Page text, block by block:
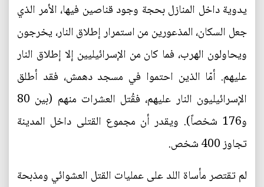
يدوية داخل المنازل بحجة وجود قناصين فيها، الأمر الذي
جعل السكان، المذعورين من استمرار إطلاق النار، يخرجون
ويحاولون الهرب، فما كان من الإسرائيليين إلا إطلاق النار
عليهم. أمّا الذين احتموا في مسجد دهمش، فقد أطلق
الإسرائيليون النار عليهم، فقُتل العشرات منهم (بين 80
و176 شخصاً). ويقدر أن مجموع القتلى داخل المدينة
تجاوز 400 شخص.
لم تقتصر مأساة اللد على عمليات القتل العشوائي ومذبحة